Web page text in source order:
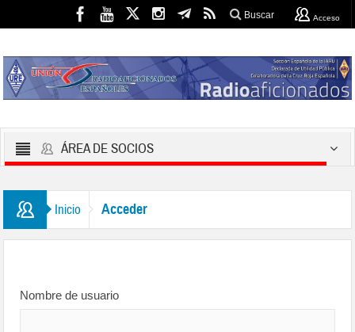
Buscar Acceso
ÁREA DE SOCIOS
Inicio Acceder
Nombre de usuario